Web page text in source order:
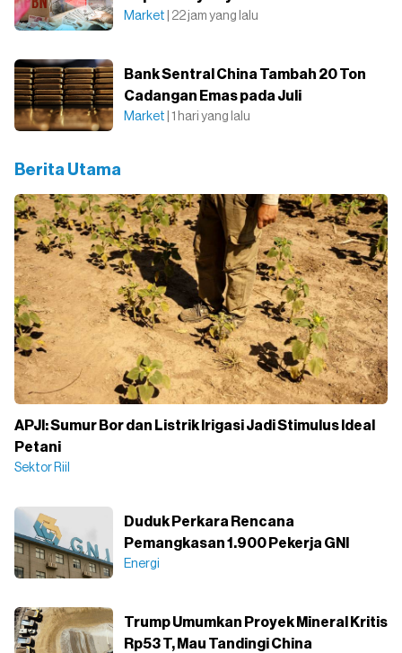
Market | 22 jam yang lalu
Bank Sentral China Tambah 20 Ton
Cadangan Emas pada Juli
Market | 1 hari yang lalu
Berita Utama
APJI: Sumur Bor dan Listrik Irigasi Jadi Stimulus Ideal
Petani
Sektor Riil
Duduk Perkara Rencana
Pemangkasan 1.900 Pekerja GNI
Energi
Trump Umumkan Proyek Mineral Kritis
Rp53 T, Mau Tandingi China